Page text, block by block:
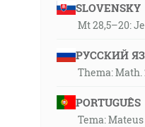
SLOVENSKY
Mt 28,5–20:
РУССКИЙ
Thema:
PORTUGUÊS
Tema: